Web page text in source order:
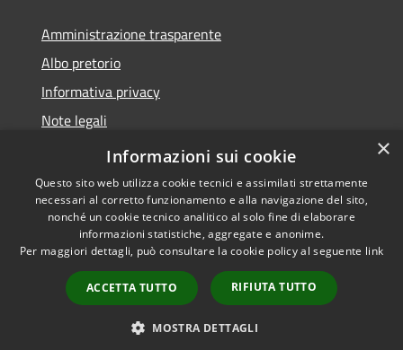
Amministrazione trasparente
Albo pretorio
Informativa privacy
Note legali
Dichiarazione di accessibilità
Accessibilità
Copyright © 2026 • Comune di
Acquapendente • Powered by
Municipium•
Accesso
redazione
×
Informazioni sui cookie
Questo sito web utilizza cookie tecnici e assimilati strettamente
necessari al corretto funzionamento e alla navigazione del sito,
nonché un cookie tecnico analitico al solo fine di elaborare
informazioni statistiche, aggregate e anonime.
Per maggiori dettagli, può consultare la cookie policy al seguente link
ACCETTA TUTTO RIFIUTA TUTTO
MOSTRA DETTAGLI